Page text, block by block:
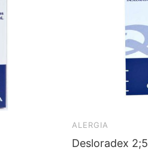
ALERGIA
Desloradex 2;5